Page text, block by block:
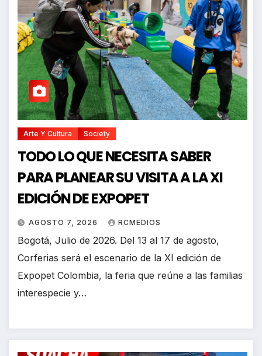
Arte Y Cultura Society
TODO LO QUE NECESITA SABER
PARA PLANEAR SU VISITA A LA XI
EDICIÓN DE EXPOPET
AGOSTO 7, 2026 RCMEDIOS
Bogotá, Julio de 2026. Del 13 al 17 de agosto,
Corferias será el escenario de la XI edición de
Expopet Colombia, la feria que reúne a las familias
interespecie y…